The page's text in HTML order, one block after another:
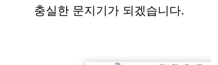
충실한 문지기가 되겠습니다.